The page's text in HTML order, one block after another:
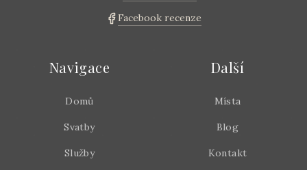
Facebook recenze
Navigace
Domů
Svatby
Služby
Další
Místa
Blog
Kontakt